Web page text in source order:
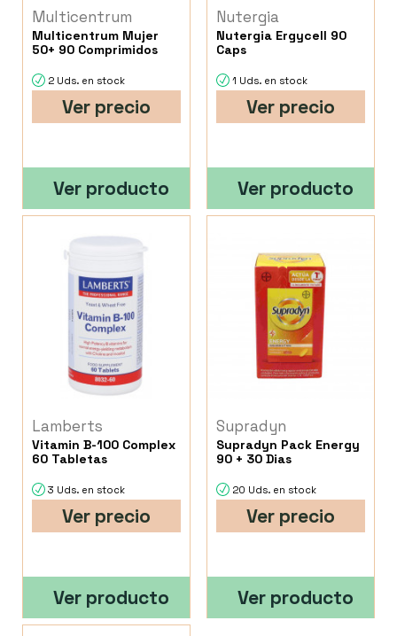
Multicentrum
Multicentrum Mujer
50+ 90 Comprimidos
2 Uds. en stock
Ver precio
Ver producto
Nutergia
Nutergia Ergycell 90
Caps
1 Uds. en stock
Ver precio
Ver producto
Lamberts
Vitamin B-100 Complex
60 Tabletas
3 Uds. en stock
Ver precio
Ver producto
Supradyn
Supradyn Pack Energy
90 + 30 Dias
20 Uds. en stock
Ver precio
Ver producto